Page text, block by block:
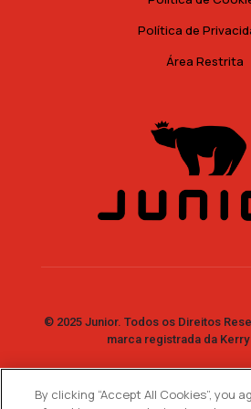
Política de
Área Restrita
© 2025 Junior. Todos os Direitos
marca registrada da Kerry
By clicking “Accept All Cookies”, you